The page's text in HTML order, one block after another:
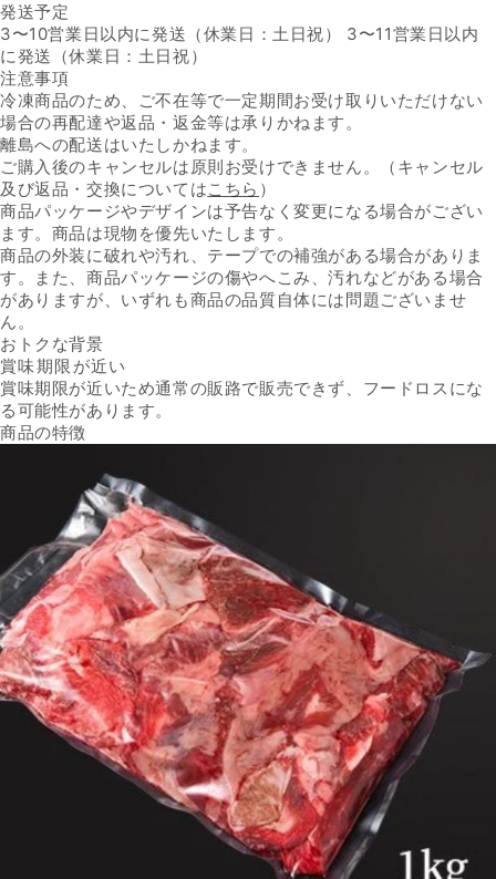
発送予定
3〜10営業日以内に発送（休業日：土日祝） 3〜11営業日以内
に発送（休業日：土日祝）
注意事項
冷凍商品のため、ご不在等で一定期間お受け取りいただけない
場合の再配達や返品・返金等は承りかねます。
離島への配送はいたしかねます。
ご購入後のキャンセルは原則お受けできません。（キャンセル
及び返品・交換についてはこちら ）
商品パッケージやデザインは予告なく変更になる場合がござい
ます。商品は現物を優先いたします。
商品の外装に破れや汚れ、テープでの補強がある場合がありま
す。また、商品パッケージの傷やへこみ、汚れなどがある場合
がありますが、いずれも商品の品質自体には問題ございませ
ん。
おトクな背景
賞味期限が近い
賞味期限が近いため通常の販路で販売できず、フードロスにな
る可能性があります。
商品の特徴